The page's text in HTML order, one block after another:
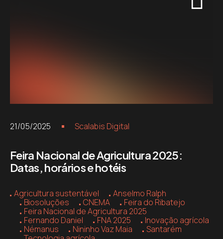
21/05/2025 Scalabis Digital
Feira Nacional de Agricultura 2025:
Datas, horários e hotéis
Agricultura sustentável
Anselmo Ralph
Biosoluções
CNEMA
Feira do Ribatejo
Feira Nacional de Agricultura 2025
Fernando Daniel
FNA 2025
Inovação agrícola
Némanus
Nininho Vaz Maia
Santarém